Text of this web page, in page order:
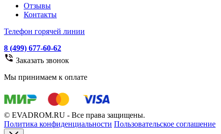
Отзывы
Контакты
Телефон горячей линии
8 (499) 677-60-62
Заказать звонок
Мы принимаем к оплате
© EVADROM.RU - Все права защищены.
Политика конфиденциальности Пользовательское соглашение